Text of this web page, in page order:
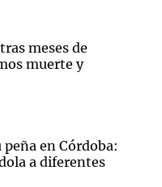
meses de
muerte y
en Córdoba:
a diferentes